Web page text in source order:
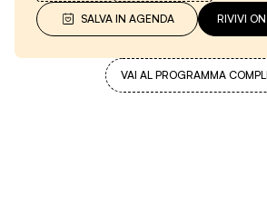
SALVA IN AGENDA RIVIVI
VAI AL PROGRAMMA